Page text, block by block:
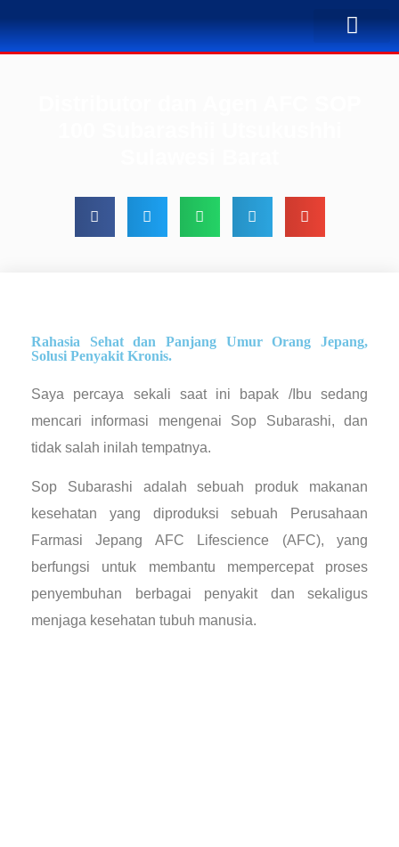
Rahasia Sehat dan Panjang Umur Orang Jepang,
Solusi Penyakit Kronis.
Saya percaya sekali saat ini bapak /Ibu sedang
mencari informasi mengenai Sop Subarashi, dan
tidak salah inilah tempatnya.
Sop Subarashi adalah sebuah produk makanan
kesehatan yang diproduksi sebuah Perusahaan
Farmasi Jepang AFC Lifescience (AFC), yang
berfungsi untuk membantu mempercepat proses
penyembuhan berbagai penyakit dan sekaligus
menjaga kesehatan tubuh manusia.